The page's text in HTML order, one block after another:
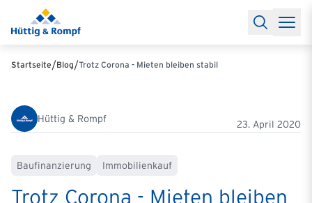
Baufinanzierung
RechnerBaufinanzierungsrechner
Anschlussfinanzierung
Partnerschaft
Partner werden
Käuferprofile 2026
News & Events
Über unsIhre Ansprechpartner
Startseite/Blog/Trotz Corona - Mieten bleiben stabil
Hüttig & Rompf 23. April 2020
Baufinanzierung Immobilienkauf
Trotz Corona - Mieten bleiben